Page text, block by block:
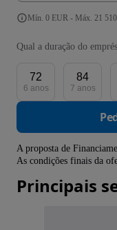
Mín. 0 EUR - Máx. 21
Qual a duração do
72
6 anos
84
7 anos
A proposta de
As condições finais da
Principais